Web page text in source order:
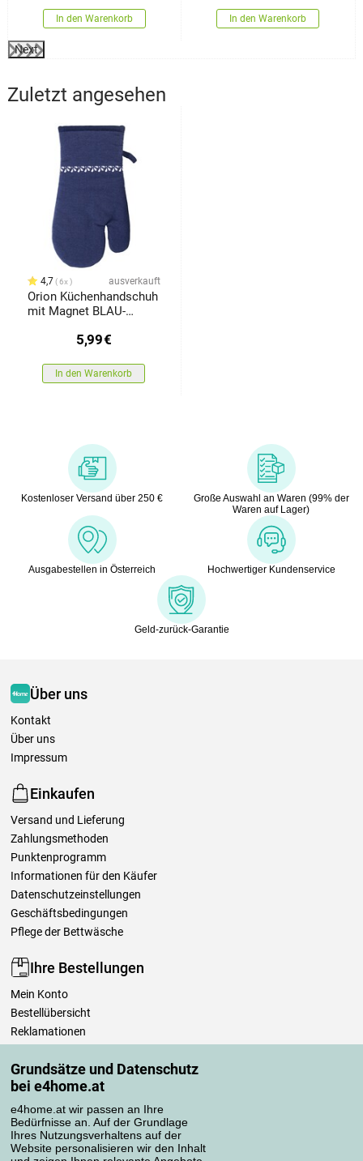
Grundsätze und Datenschutz
bei e4home.at
e4home.at wir passen an Ihre
Bedürfnisse an. Auf der Grundlage
Ihres Nutzungsverhaltens auf der
Website personalisieren wir den Inhalt
In den Warenkorb In den Warenkorb
Next
Zuletzt angesehen
4,7 6x ausverkauft
Orion Küchenhandschuh
mit Magnet BLAU-
5,99€
In den Warenkorb
Kostenloser Versand über 250 €
Große Auswahl an Waren (99% der
Waren auf Lager)
Ausgabestellen in Österreich Hochwertiger Kundenservice
Geld-zurück-Garantie
Über uns
Kontakt
Über uns
Impressum
Einkaufen
Versand und Lieferung
Zahlungsmethoden
Punktenprogramm
Informationen für den Käufer
Datenschutzeinstellungen
Geschäftsbedingungen
Pflege der Bettwäsche
Ihre Bestellungen
Mein Konto
Bestellübersicht
Reklamationen
Einfach mehr wissen
Richtlinien zur Verarbeitung von Bewertungen
Transportarten